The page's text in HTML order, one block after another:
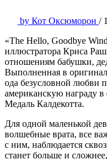
by Кот Оксюморон /
«The Hello, Goodbye
иллюстратора Криса
отношениям бабушки,
Выполненная в
ода безусловной любви
американскую награду
Медаль Калдекотта.
Для одной маленькой
волшебные врата, все
с ним, наблюдается
станет больше и